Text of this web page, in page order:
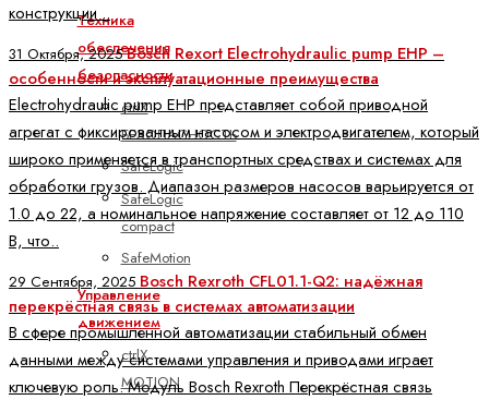
Техника
обеспечения
безопасности
ctrlX
БЕЗОПАСНОСТЬ
SafeLogic
SafeLogic
compact
SafeMotion
Управление
движением
ctrlX
MOTION
конструкции ..
31 Октября, 2025Bosch Rexort Electrohydraulic pump EHP –
особенности и эксплуатационные преимущества
Electrohydraulic pump EHP представляет собой приводной
агрегат с фиксированным насосом и электродвигателем, который
широко применяется в транспортных средствах и системах для
обработки грузов. Диапазон размеров насосов варьируется от
1.0 до 22, а номинальное напряжение составляет от 12 до 110
В, что..
29 Сентября, 2025 Bosch Rexroth CFL01.1-Q2: надёжная
перекрёстная связь в системах автоматизации
В сфере промышленной автоматизации стабильный обмен
данными между системами управления и приводами играет
ключевую роль. Модуль Bosch Rexroth Перекрёстная связь